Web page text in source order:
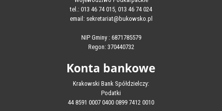
tel.: 013 46 74 015, 013 46 74 024
email: sekretariat@bukowsko.pl
NIP Gminy : 6871785579
Regon: 370440732
Konta bankowe
Krakowski Bank Spółdzielczy:
Podatki
44 8591 0007 0400 0899 7412 0010